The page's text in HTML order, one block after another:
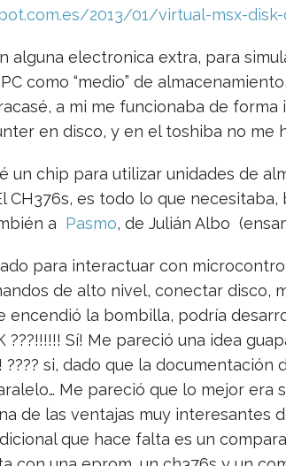
2013/01/virtual-msx-
alguna electronica extra, para
como “medio” de
a mi me funcionaba de
en disco, y en el toshiba no me
chip para utilizar unidades de
es todo lo que necesitaba,
a Pasmo, de Julián Albo
para interactuar con
de alto nivel, conectar disco,
encendió la bombilla, podría
???!!!!!! Sí! Me pareció una idea
si, dado que la documentación
Me pareció que lo mejor era
de las ventajas muy interesantes
que hace falta es un